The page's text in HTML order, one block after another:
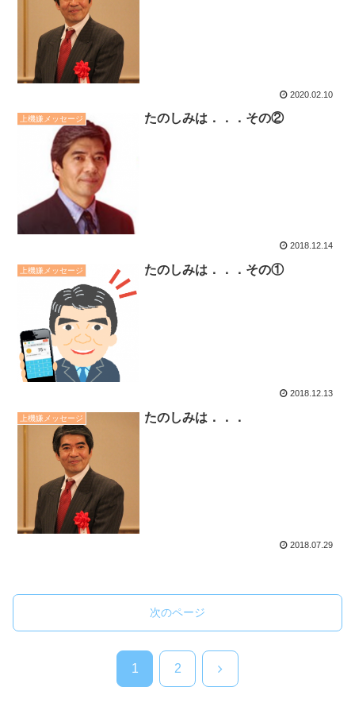
2020.02.10
上機嫌メッセージ たのしみは．．．その②
2018.12.14
上機嫌メッセージ たのしみは．．．その①
2018.12.13
上機嫌メッセージ たのしみは．．．
2018.07.29
次のページ
1 2 次